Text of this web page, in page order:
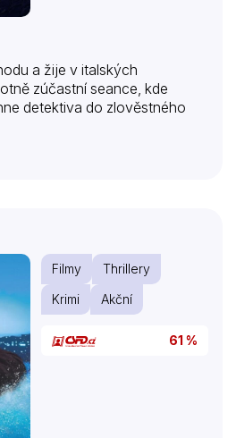
a žije v italských
zúčastní seance, kde
detektiva do zlověstného
Filmy
Thrillery
Krimi
Akční
61 %